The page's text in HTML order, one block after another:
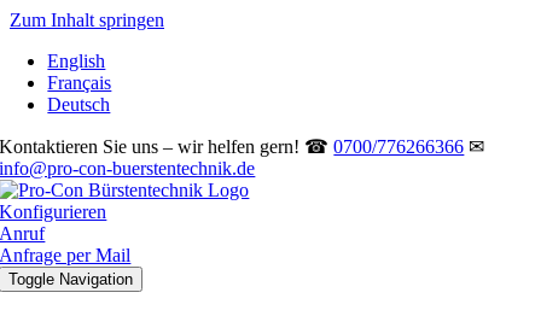
Zum Inhalt springen
English
Français
Deutsch
Kontaktieren Sie uns – wir helfen gern! ☎0700/776266366 ✉
info@pro-con-buerstentechnik.de
Konfigurieren
Anruf
Anfrage per Mail
Toggle Navigation